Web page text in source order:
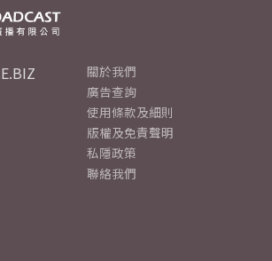
關於我們
廣告查詢
使用條款及細則
版權及免責聲明
私隱政策
聯絡我們